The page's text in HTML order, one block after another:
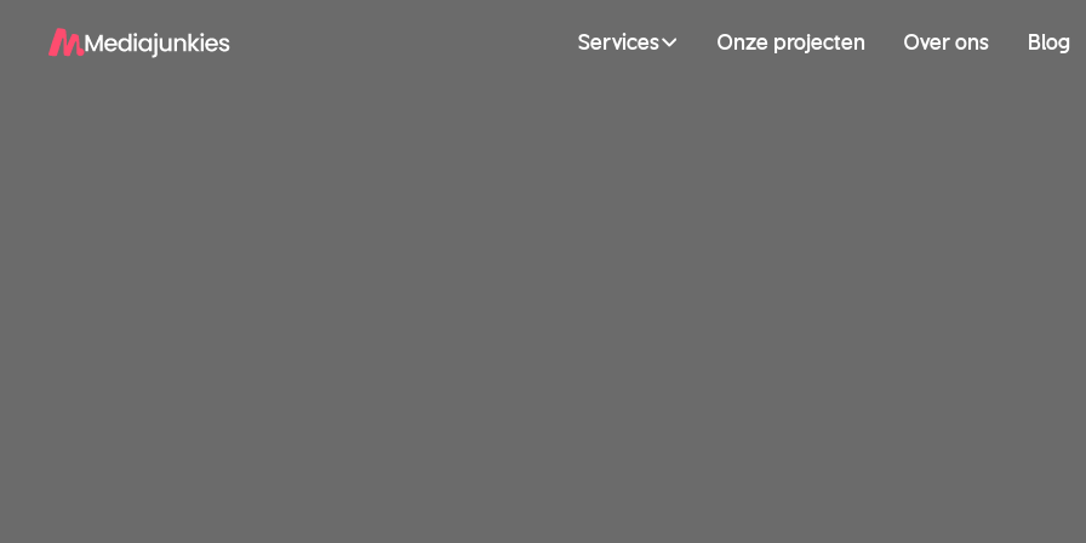
Services Onze projecten Over ons Blog